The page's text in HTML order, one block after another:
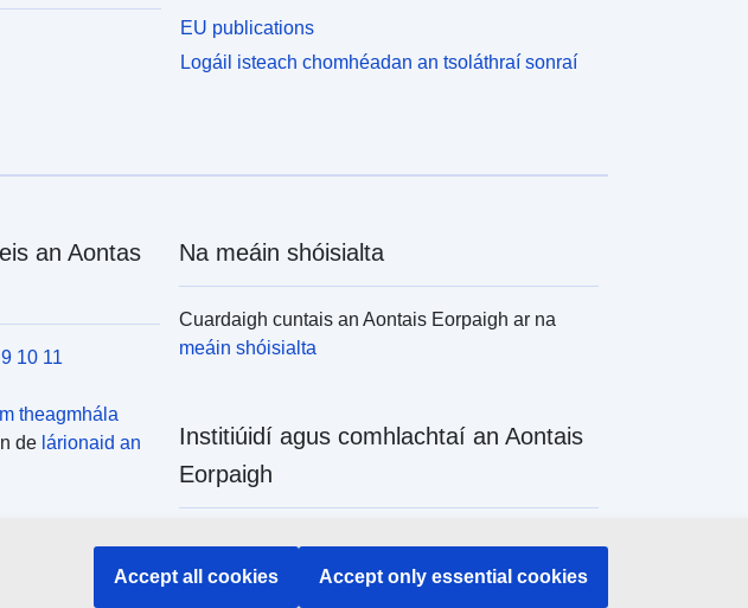
EU publications
Logáil isteach chomhéadan an tsoláthraí sonraí
an Aontas
10 11
theagmhála
de lárionaid an
Na meáin shóisialta
Cuardaigh cuntais an Aontais Eorpaigh ar na
meáin shóisialta
Institiúidí agus comhlachtaí an Aontais
Eorpaigh
uile de chuid an Aontais Eorpaigh
Accept all cookies Accept only essential cookies